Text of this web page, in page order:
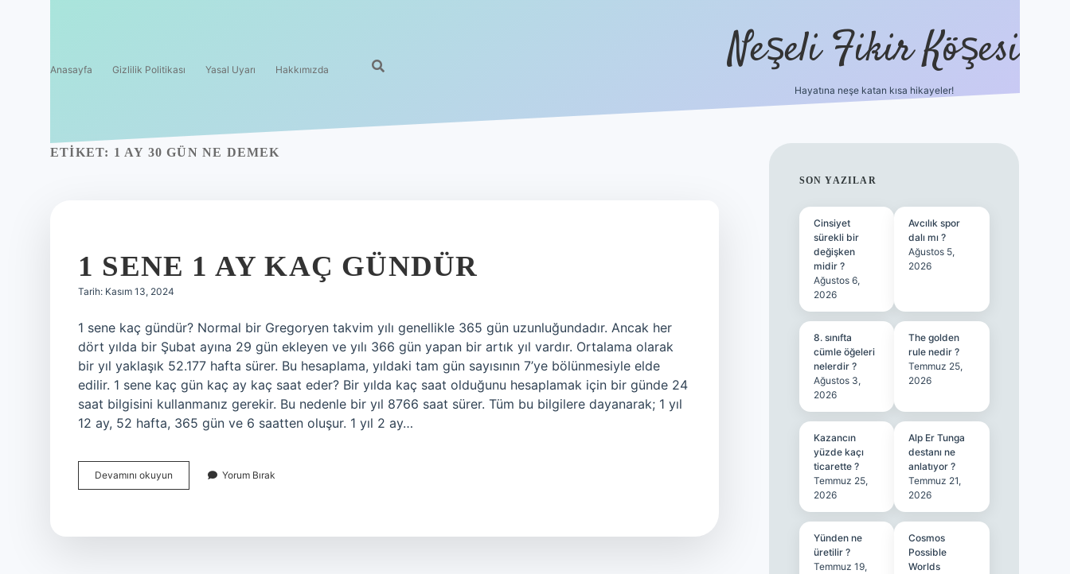
Anasayfa Gizlilik Politikası Yasal Uyarı Hakkımızda Neşeli Fikir Köşesi
Hayatına neşe katan kısa hikayeler!
ETIKET: 1 AY 30 GÜN NE DEMEK
1 SENE 1 AY KAÇ GÜNDÜR
Tarih: Kasım 13, 2024
1 sene kaç gündür? Normal bir Gregoryen takvim yılı genellikle 365 gün uzunluğundadır. Ancak her
dört yılda bir Şubat ayına 29 gün ekleyen ve yılı 366 gün yapan bir artık yıl vardır. Ortalama olarak
bir yıl yaklaşık 52.177 hafta sürer. Bu hesaplama, yıldaki tam gün sayısının 7’ye bölünmesiyle elde
edilir. 1 sene kaç gün kaç ay kaç saat eder? Bir yılda kaç saat olduğunu hesaplamak için bir günde 24
saat bilgisini kullanmanız gerekir. Bu nedenle bir yıl 8766 saat sürer. Tüm bu bilgilere dayanarak; 1 yıl
12 ay, 52 hafta, 365 gün ve 6 saatten oluşur. 1 yıl 2 ay…
Devamını okuyun
Sene
Yorum Bırak
SIDEBAR
SON YAZILAR
Cinsiyet
sürekli bir
değişken
midir ?
Ağustos 6,
2026
Avcılık spor
dalı mı ?
Ağustos 5,
2026
8. sınıfta
cümle öğeleri
nelerdir ?
Ağustos 3,
2026
The golden
rule nedir ?
Temmuz 25,
2026
Kazancın
yüzde kaçı
ticarette ?
Temmuz 25,
2026
Alp Er Tunga
destanı ne
anlatıyor ?
Temmuz 21,
2026
Yünden ne
üretilir ?
Temmuz 19,
Cosmos
Possible
Worlds
ilbet giriş